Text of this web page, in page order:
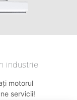
industrie
motorul
servicii!